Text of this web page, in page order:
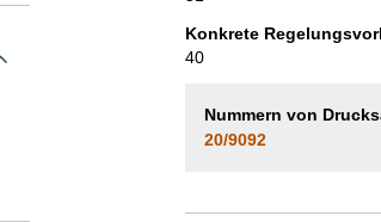
Konkrete
40
Nummern von
20/9092